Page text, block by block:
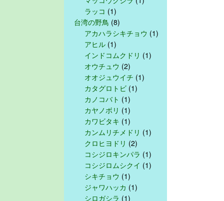
ラッコ (1)
台湾の野鳥 (8)
アカハラシキチョウ (1)
アヒル (1)
インドコムクドリ (1)
オウチュウ (2)
オオジュウイチ (1)
カタグロトビ (1)
カノコバト (1)
カヤノボリ (1)
カワビタキ (1)
カンムリチメドリ (1)
クロヒヨドリ (2)
コシジロキンパラ (1)
コシジロムシクイ (1)
シキチョウ (1)
ジャワハッカ (1)
シロガシラ (1)